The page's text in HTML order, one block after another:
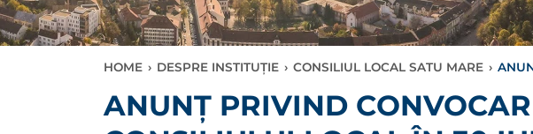
HOME › DESPRE INSTITUȚIE › CONSILIUL LOCAL SATU MARE ›
ANUNȚ PRIVIND